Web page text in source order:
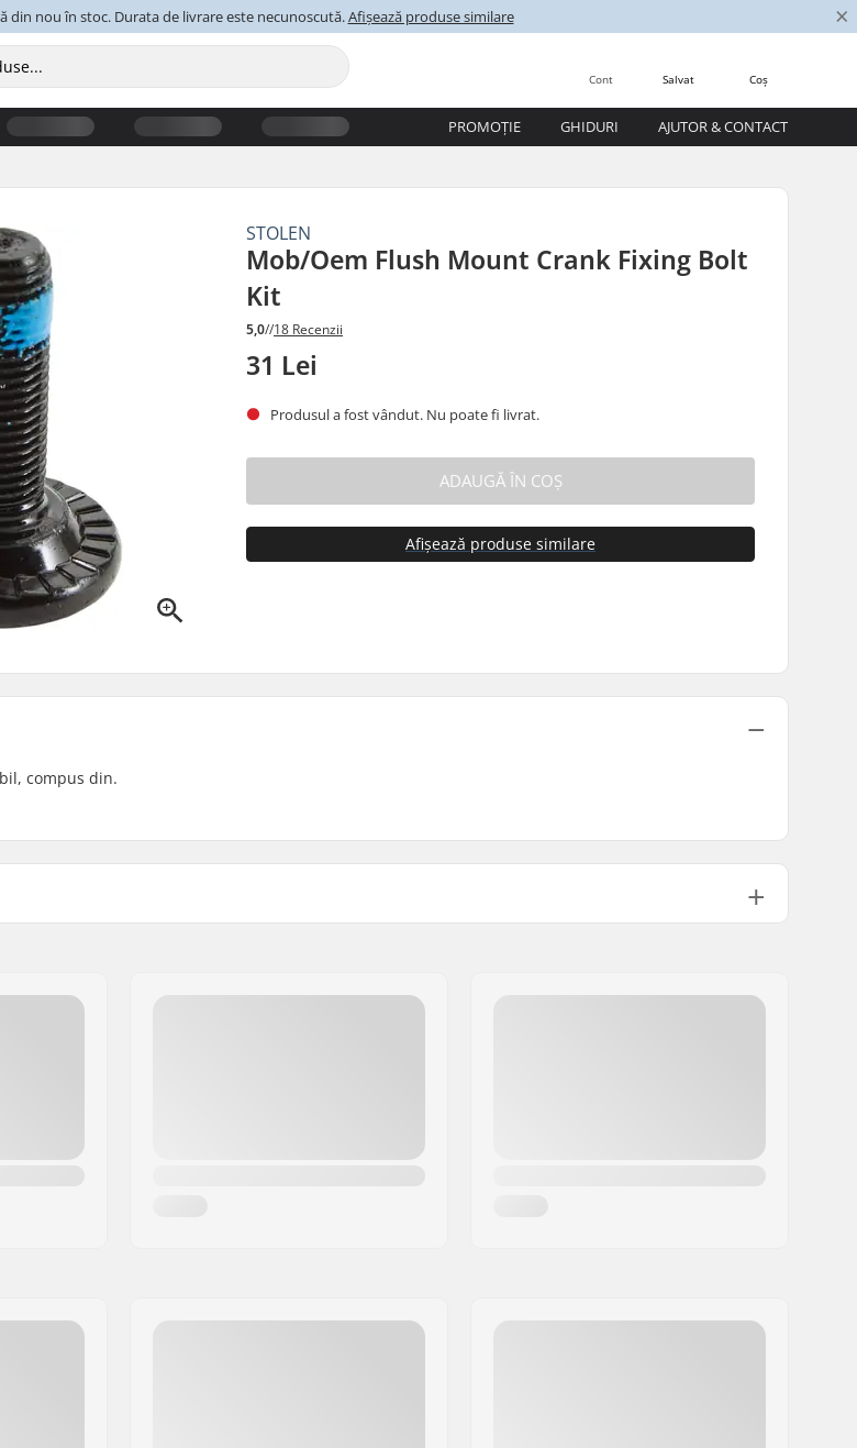
din nou în stoc. Durata de livrare este necunoscută.Afișează produse similare ×
Coș
Salvat
Cont
PROMOȚIE GHIDURI AJUTOR & CONTACT
STOLEN
Mob/Oem Flush Mount Crank Fixing Bolt
Kit
5,0//18 Recenzii
31 Lei
Produsul a fost vândut. Nu poate fi livrat.
ADAUGĂ ÎN COȘ
Afișează produse similare
compus din.